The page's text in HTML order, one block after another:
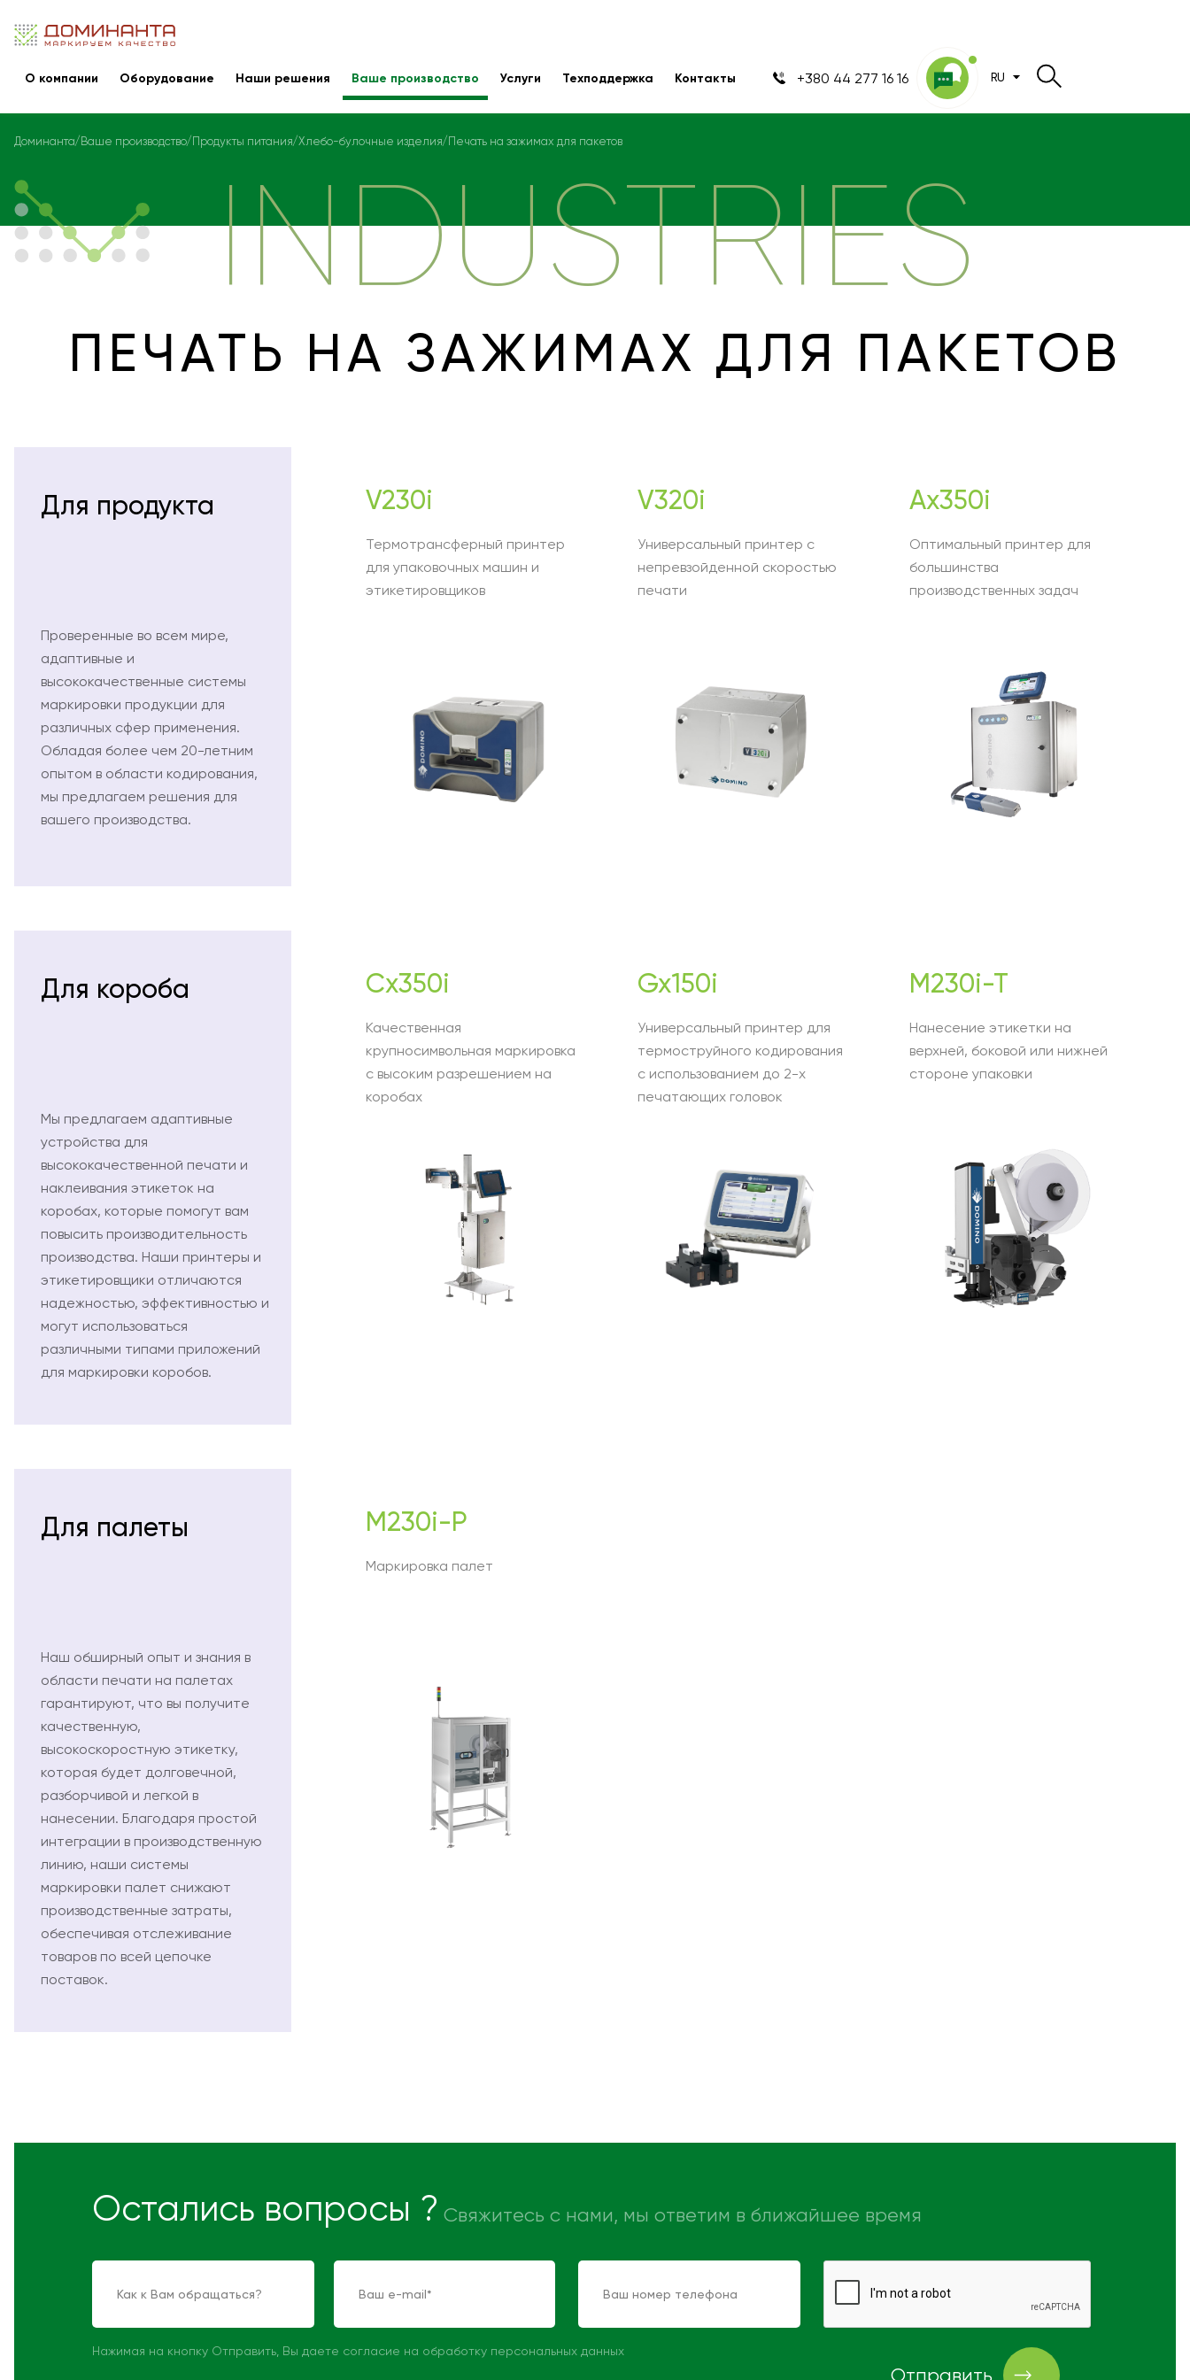
О компании Оборудование Наши решения Ваше производство Услуги Техподдержка Контакты +380 44 277 16 16 RU
Доминанта Ваше производство Продукты питания Хлебо-булочные изделия Печать на зажимах для пакетов
INDUSTRIES
ПЕЧАТЬ НА ЗАЖИМАХ ДЛЯ ПАКЕТОВ
Для продукта
Проверенные во всем мире,
адаптивные и
высококачественные системы
маркировки продукции для
различных сфер применения.
Обладая более чем 20-летним
опытом в области кодирования,
мы предлагаем решения для
вашего производства.
V230i
Термотрансферный принтер
для упаковочных машин и
этикетировщиков
V320i
Универсальный принтер с
непревзойденной скоростью
печати
Ax350i
Оптимальный принтер для
большинства
производственных задач
Для короба
Мы предлагаем адаптивные
устройства для
высококачественной печати и
наклеивания этикеток на
коробах, которые помогут вам
повысить производительность
производства. Наши принтеры и
этикетировщики отличаются
надежностью, эффективностью и
могут использоваться
различными типами приложений
для маркировки коробов.
Cx350i
Качественная
крупносимвольная маркировка
с высоким разрешением на
коробах
Gx150i
Универсальный принтер для
термоструйного кодирования
с использованием до 2-х
печатающих головок
M230i-T
Нанесение этикетки на
верхней, боковой или нижней
стороне упаковки
Для палеты
Наш обширный опыт и знания в
области печати на палетах
гарантируют, что вы получите
качественную,
высокоскоростную этикетку,
которая будет долговечной,
разборчивой и легкой в
нанесении. Благодаря простой
интеграции в производственную
линию, наши системы
маркировки палет снижают
производственные затраты,
обеспечивая отслеживание
товаров по всей цепочке
поставок.
M230i-P
Маркировка палет
Остались вопросы ? Свяжитесь с нами, мы ответим в ближайшее время
Отправить
Нажимая на кнопку Отправить, Вы даете согласие на обработку персональных данных